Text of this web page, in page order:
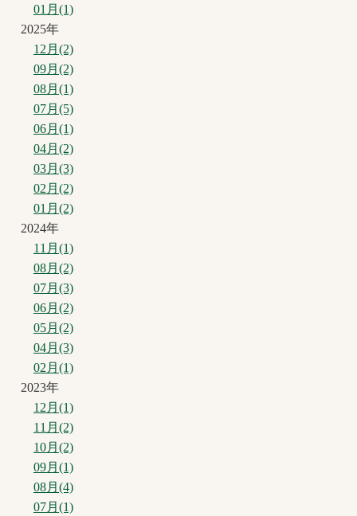
01月(1)
2025年
12月(2)
09月(2)
08月(1)
07月(5)
06月(1)
04月(2)
03月(3)
02月(2)
01月(2)
2024年
11月(1)
08月(2)
07月(3)
06月(2)
05月(2)
04月(3)
02月(1)
2023年
12月(1)
11月(2)
10月(2)
09月(1)
08月(4)
07月(1)